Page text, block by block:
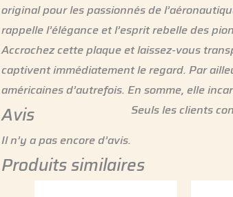
original pour les passionnés de
rappelle l’élégance et l’esprit rebelle des
Accrochez cette plaque et laissez-vous
captivent immédiatement le regard. Par
américaines d’autrefois. En somme, elle
Avis
Il n’y a pas encore d’avis.
Seuls les clients
Produits similaires